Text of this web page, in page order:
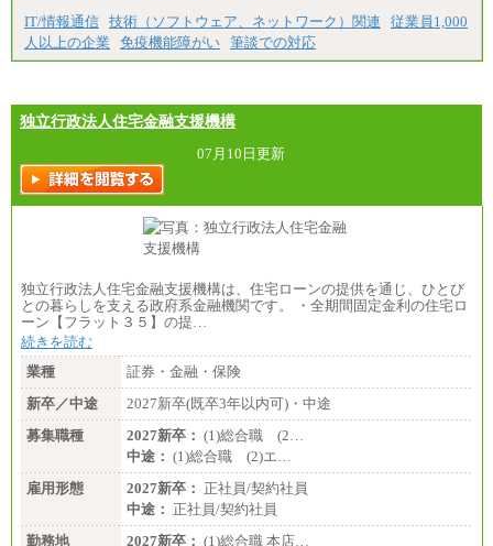
IT/情報通信 技術（ソフトウェア、ネットワーク）関連
従業員1,000
人以上の企業
免疫機能障がい 筆談での対応
独立行政法人住宅金融支援機構
07月10日更新
独立行政法人住宅金融支援機構は、住宅ローンの提供を通じ、ひとび
との暮らしを支える政府系金融機関です。 ・全期間固定金利の住宅ロ
ーン【フラット３５】の提…
続きを読む
業種
証券・金融・保険
新卒／中途
2027新卒(既卒3年以内可)・中途
募集職種
2027新卒： (1)総合職 (2…
中途： (1)総合職 (2)エ…
雇用形態
2027新卒： 正社員/契約社員
中途： 正社員/契約社員
勤務地
2027新卒： (1)総合職 本店…